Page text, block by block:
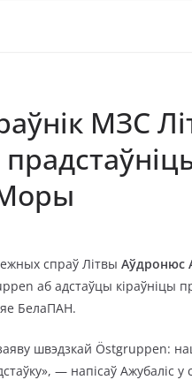
МЗС
спраў Літвы Аўдронюс
аб адстаўцы кіраўніцы
БелаПАН.
швэдзкай Östgruppen:
— напісаў Ажубаліс у